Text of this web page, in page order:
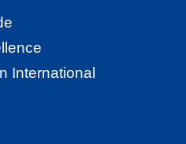
International